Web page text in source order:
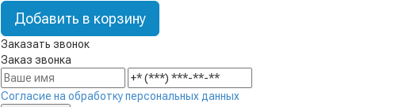
Добавить в корзину
Заказать звонок
Заказ звонка
Согласие на обработку персональных данных